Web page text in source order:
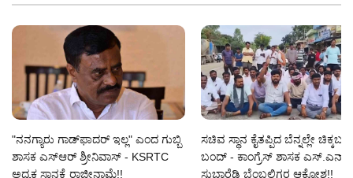
"ನನಗ್ಯಾರು ಗಾಡ್‌ಫಾದರ್ ಇಲ್ಲ" ಎಂದ ಗುಬ್ಬಿ
ಶಾಸಕ ಎಸ್‌ಆರ್‌ ಶ್ರೀನಿವಾಸ್‌ - KSRTC
ಅಧ್ಯಕ್ಷ ಸ್ಥಾನಕ್ಕೆ ರಾಜೀನಾಮೆ!!
ಸಚಿವ ಸ್ಥಾನ ಕೈತಪ್ಪಿದ ಬೆನ್ನಲ್ಲೇ
ಬಂದ್ - ಕಾಂಗ್ರೆಸ್ ಶಾಸಕ ಎಸ್‌.ಎನ್‌.
ಸುಬ್ಬಾರೆಡ್ಡಿ ಬೆಂಬಲಿಗರ ಆಕ್ರೋಶ!!